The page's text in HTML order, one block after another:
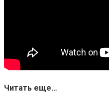
Читать еще…